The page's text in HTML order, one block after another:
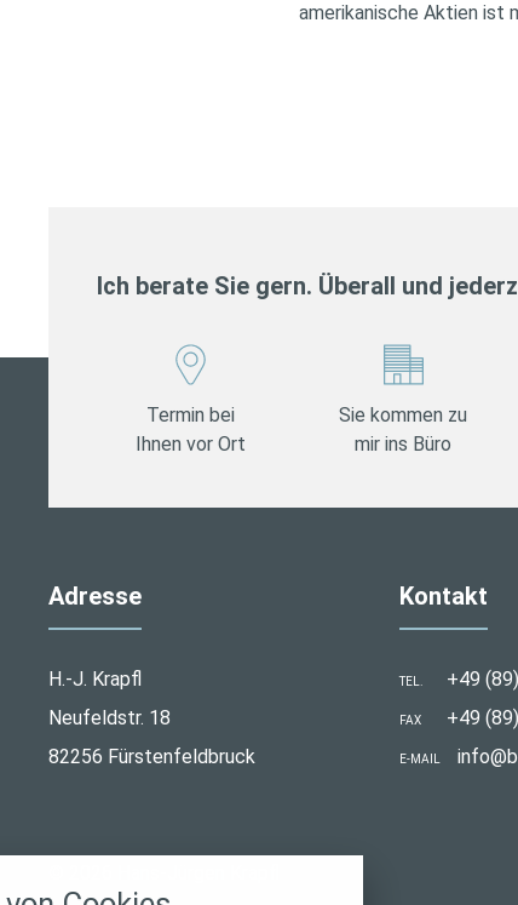
amerikanische Aktien ist
Ich berate Sie gern. Überall und
Termin bei
Ihnen vor Ort
Sie kommen zu
mir ins Büro
Adresse
H.-J. Krapfl
Neufeldstr. 18
82256 Fürstenfeldbruck
Kontakt
TEL. +49
FAX +49
E-MAIL
akzeptieren oder zu blockieren.